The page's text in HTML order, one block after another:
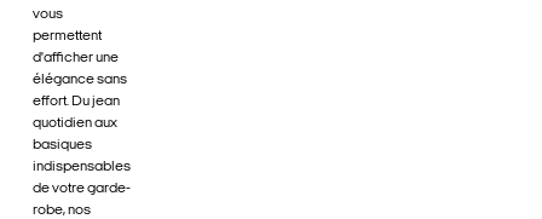
vous
permettent
d'afficher une
élégance sans
effort. Du jean
quotidien aux
basiques
indispensables
de votre garde-
robe, nos